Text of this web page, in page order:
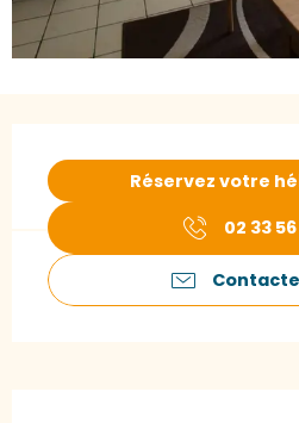
Réservez votre
02 33